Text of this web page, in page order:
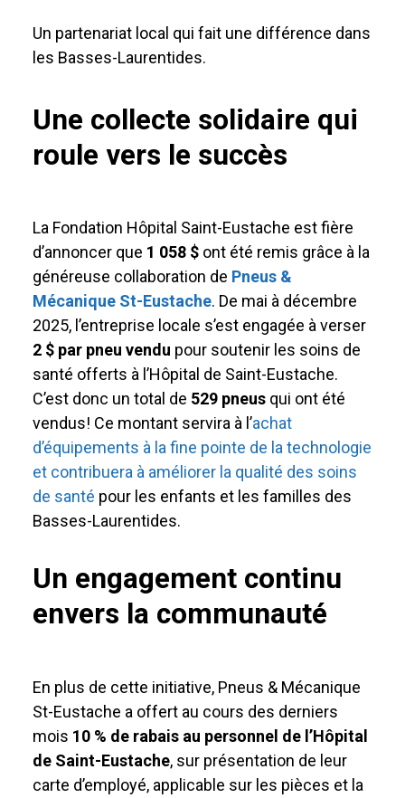
Un partenariat local qui fait une différence dans
les Basses-Laurentides.
Une collecte solidaire qui
roule vers le succès
La Fondation Hôpital Saint-Eustache est fière
d’annoncer que 1 058 $ ont été remis grâce à la
généreuse collaboration de Pneus &
Mécanique St-Eustache. De mai à décembre
2025, l’entreprise locale s’est engagée à verser
2 $ par pneu vendu pour soutenir les soins de
santé offerts à l’Hôpital de Saint-Eustache.
C’est donc un total de 529 pneus qui ont été
vendus! Ce montant servira à l’achat
d’équipements à la fine pointe de la technologie
et contribuera à améliorer la qualité des soins
de santé pour les enfants et les familles des
Basses-Laurentides.
Un engagement continu
envers la communauté
En plus de cette initiative, Pneus & Mécanique
St-Eustache a offert au cours des derniers
mois 10 % de rabais au personnel de l’Hôpital
de Saint-Eustache, sur présentation de leur
carte d’employé, applicable sur les pièces et la